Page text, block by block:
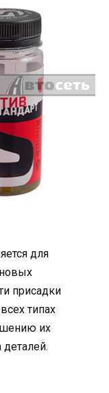
для
присадки
типах
их